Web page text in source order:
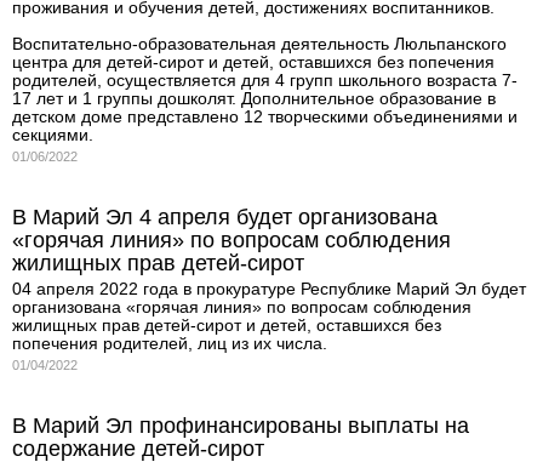
проживания и обучения детей, достижениях воспитанников.
Воспитательно-образовательная деятельность Люльпанского
центра для детей-сирот и детей, оставшихся без попечения
родителей, осуществляется для 4 групп школьного возраста 7-
17 лет и 1 группы дошколят. Дополнительное образование в
детском доме представлено 12 творческими объединениями и
секциями.
01/06/2022
В Марий Эл 4 апреля будет организована
«горячая линия» по вопросам соблюдения
жилищных прав детей-сирот
04 апреля 2022 года в прокуратуре Республике Марий Эл будет
организована «горячая линия» по вопросам соблюдения
жилищных прав детей-сирот и детей, оставшихся без
попечения родителей, лиц из их числа.
01/04/2022
В Марий Эл профинансированы выплаты на
содержание детей-сирот